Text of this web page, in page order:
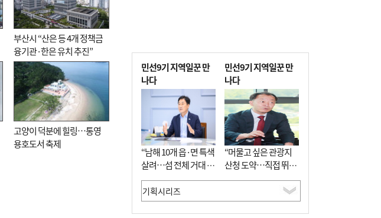
부산시 “산은 등 4개 정책금
융기관·한은 유치 추진”
고양이 덕분에 힐링…통영
용호도서 축제
민선9기 지역일꾼 만
나다
“남해 10개 읍·면 특색
살려…섬 전체 거대 정
원으로 조성”
민선9기 지역일꾼 만
나다
“머물고 싶은 관광지
산청 도약…직접 뛰며
‘돈 버는 군수’ 될 것”